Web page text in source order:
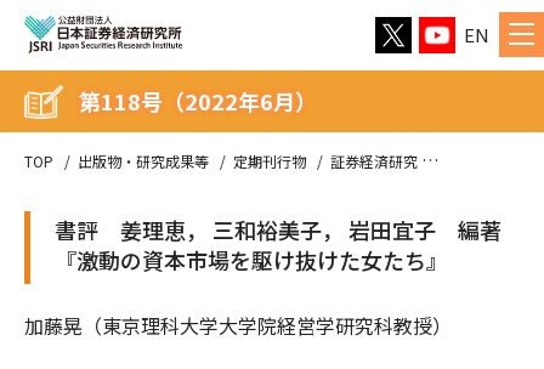
EN
TOP 出版物・研究成果等 定期刊行物 証券経済研究
第118号（2022年6月）
書評 姜理恵， 三和裕美子， 岩田宜子 編著
『激動の資本市場を駆け抜けた女たち』
加藤晃（東京理科大学大学院経営学研究科教授）